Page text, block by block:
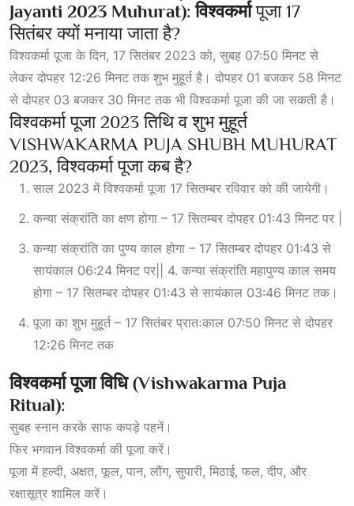
Jayanti 2023 Muhurat): विश्वकर्मापूजा 17
सितंबर क्यों मनाया जाता है?
विश्वकर्मा पूजा के दिन, 17 सितंबर 2023 को, सुबह 07:50 मिनट से
लेकर दोपहर 12:26 मिनट तक शुभ मुहूर्त है। दोपहर 01 बजकर 58 मिनट
से दोपहर 03 बजकर 30 मिनट तक भी विश्वकर्मा पूजा की जा सकती है।
विश्वकर्मा पूजा 2023 तिथि व शुभ मुहूर्त
VISHWAKARMA PUJA SHUBH MUHURAT
2023, विश्वकर्मा पूजा कब है?
साल 2023 में विश्वकर्मा पूजा 17 सितम्बर रविवार को की जायेगी।
कन्या संक्रांति का क्षण होगा – 17 सितम्बर दोपहर 01:43 मिनट पर
कन्या संक्रांति का पुण्य काल होगा – 17 सितम्बर दोपहर 01:43 से
सायंकाल 06:24 मिनट पर|| 4. कन्या संक्रांति महापुण्य काल समय
होगा – 17 सितम्बर दोपहर 01:43 से सायंकाल 03:46 मिनट तक।
पूजा का शुभ मुहूर्त – 17 सितंबर प्रातःकाल 07:50 मिनट से दोपहर
12:26 मिनट तक
विश्वकर्मापूजाविधि (Vishwakarma Puja
Ritual):
सुबह स्नान करके साफ कपड़े पहनें।
फिर भगवान विश्वकर्मा की पूजा करें।
पूजा में हल्दी, अक्षत, फूल, पान, लौंग, सुपारी, मिठाई, फल, दीप, और
रक्षासूत्र शामिल करें।